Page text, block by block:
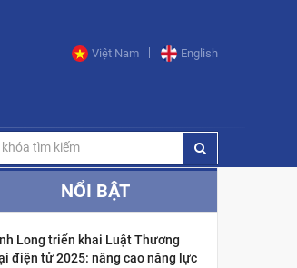
SÁCH CÔNG THƯƠNG BỘ CÔNG
Việt Nam English
NỔI BẬT
Long triển khai Luật Thương
điện tử 2025: nâng cao năng lực